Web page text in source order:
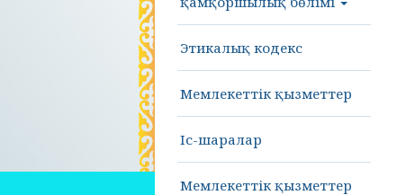
Этикалық кодекс
Мемлекеттік қызметтер
Іс-шаралар
Мемлекеттік қызметтер